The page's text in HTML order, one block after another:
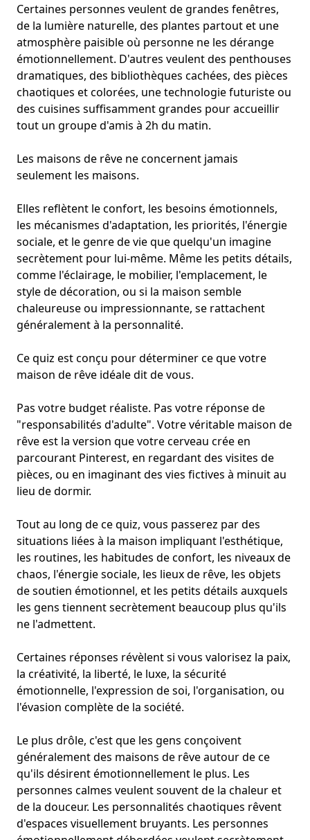
Certaines personnes veulent de grandes fenêtres,
de la lumière naturelle, des plantes partout et une
atmosphère paisible où personne ne les dérange
émotionnellement. D'autres veulent des penthouses
dramatiques, des bibliothèques cachées, des pièces
chaotiques et colorées, une technologie futuriste ou
des cuisines suffisamment grandes pour accueillir
tout un groupe d'amis à 2h du matin.
Les maisons de rêve ne concernent jamais
seulement les maisons.
Elles reflètent le confort, les besoins émotionnels,
les mécanismes d'adaptation, les priorités, l'énergie
sociale, et le genre de vie que quelqu'un imagine
secrètement pour lui-même. Même les petits détails,
comme l'éclairage, le mobilier, l'emplacement, le
style de décoration, ou si la maison semble
chaleureuse ou impressionnante, se rattachent
généralement à la personnalité.
Ce quiz est conçu pour déterminer ce que votre
maison de rêve idéale dit de vous.
Pas votre budget réaliste. Pas votre réponse de
"responsabilités d'adulte". Votre véritable maison de
rêve est la version que votre cerveau crée en
parcourant Pinterest, en regardant des visites de
pièces, ou en imaginant des vies fictives à minuit au
lieu de dormir.
Tout au long de ce quiz, vous passerez par des
situations liées à la maison impliquant l'esthétique,
les routines, les habitudes de confort, les niveaux de
chaos, l'énergie sociale, les lieux de rêve, les objets
de soutien émotionnel, et les petits détails auxquels
les gens tiennent secrètement beaucoup plus qu'ils
ne l'admettent.
Certaines réponses révèlent si vous valorisez la paix,
la créativité, la liberté, le luxe, la sécurité
émotionnelle, l'expression de soi, l'organisation, ou
l'évasion complète de la société.
Le plus drôle, c'est que les gens conçoivent
généralement des maisons de rêve autour de ce
qu'ils désirent émotionnellement le plus. Les
personnes calmes veulent souvent de la chaleur et
de la douceur. Les personnalités chaotiques rêvent
d'espaces visuellement bruyants. Les personnes